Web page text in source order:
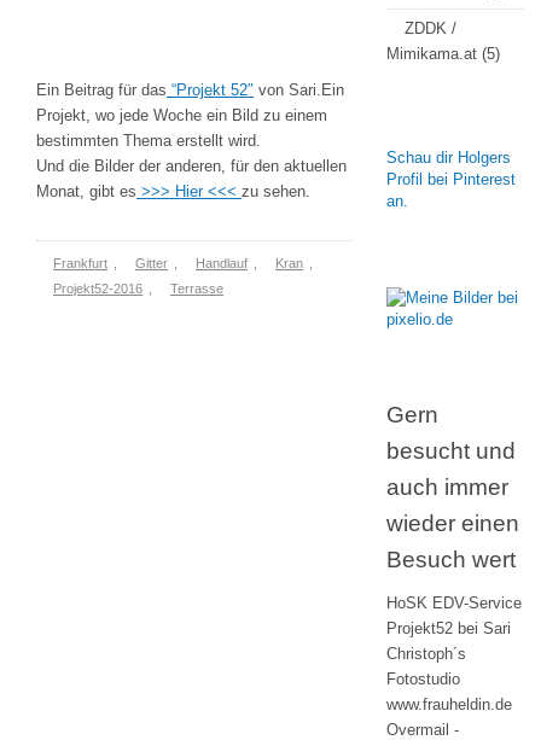
Ein Beitrag für das “Projekt 52″ von Sari.Ein
Projekt, wo jede Woche ein Bild zu einem
bestimmten Thema erstellt wird.
Und die Bilder der anderen, für den aktuellen
Monat, gibt es >>> Hier <<< zu sehen.
Frankfurt Gitter Handlauf Kran
Projekt52-2016
Terrasse
ZDDK /
Mimikama.at (5)
Schau dir Holgers
Profil bei Pinterest
an.
Gern
besucht und
auch immer
wieder einen
Besuch wert
HoSK EDV-Service
Projekt52 bei Sari
Christoph´s
Fotostudio
www.frauheldin.de
Overmail -